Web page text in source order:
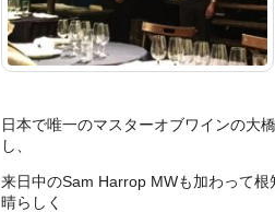
日本で唯一のマスターオブワインの大
し、
来日中のSam Harrop MWも加わって
晴らしく